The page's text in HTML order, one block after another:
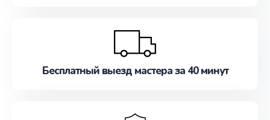
Бесплатный выезд мастера за 40 минут